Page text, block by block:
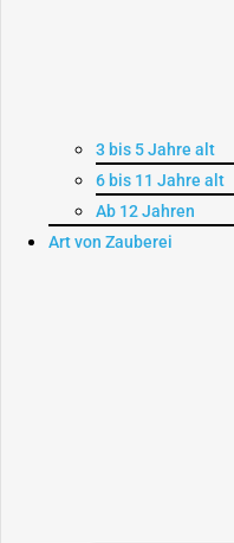
3 bis 5 Jahre alt
6 bis 11 Jahre alt
Ab 12 Jahren
Art von Zauberei